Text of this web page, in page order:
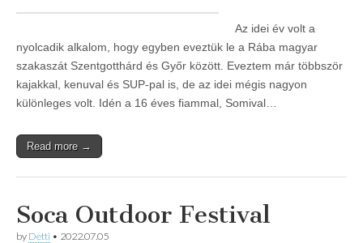
Az idei év volt a
nyolcadik alkalom, hogy egyben eveztük le a Rába magyar
szakaszát Szentgotthárd és Győr között. Eveztem már többször
kajakkal, kenuval és SUP-pal is, de az idei mégis nagyon
különleges volt. Idén a 16 éves fiammal, Somival…
Read more →
Soca Outdoor Festival
by Detti • 2022.07.05